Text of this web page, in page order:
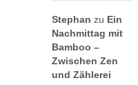
Stephan zu Ein
Nachmittag mit
Bamboo –
Zwischen Zen
und Zählerei